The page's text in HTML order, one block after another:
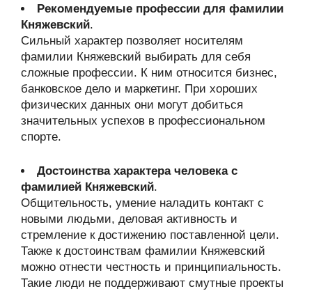
Рекомендуемые профессии для фамилии
Княжевский.
Сильный характер позволяет носителям
фамилии Княжевский выбирать для себя
сложные профессии. К ним относится бизнес,
банковское дело и маркетинг. При хороших
физических данных они могут добиться
значительных успехов в профессиональном
спорте.
Достоинства характера человека с
фамилией Княжевский.
Общительность, умение наладить контакт с
новыми людьми, деловая активность и
стремление к достижению поставленной цели.
Также к достоинствам фамилии Княжевский
можно отнести честность и принципиальность.
Такие люди не поддерживают смутные проекты